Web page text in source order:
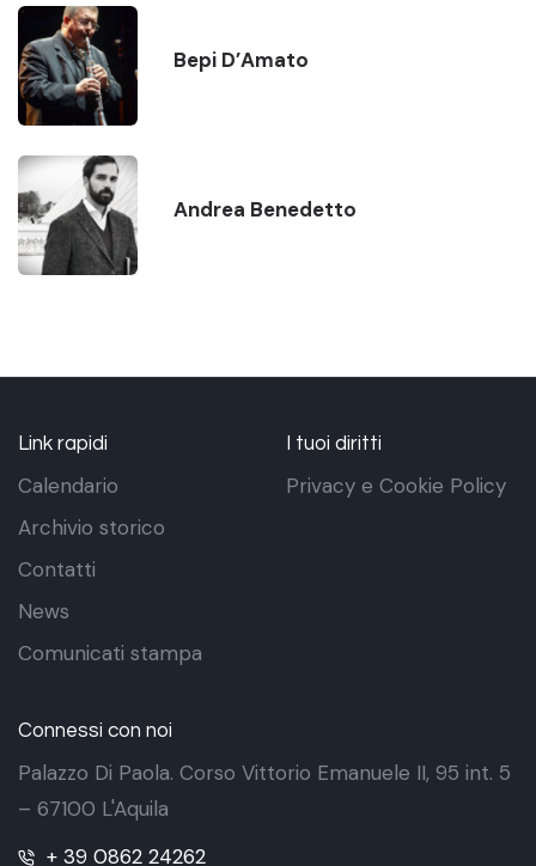
Bepi D’Amato
Andrea Benedetto
Link rapidi
Calendario
Archivio storico
Contatti
News
Comunicati stampa
I tuoi diritti
Privacy e Cookie Policy
Connessi con noi
Palazzo Di Paola. Corso Vittorio Emanuele II, 95 int. 5
– 67100 L'Aquila
+ 39 0862 24262